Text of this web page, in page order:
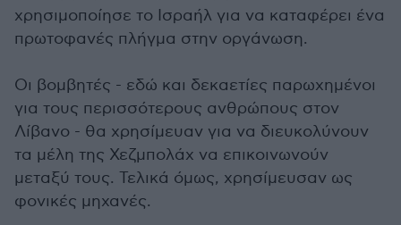
χρησιμοποίησε το Ισραήλ για να καταφέρει ένα
πρωτοφανές πλήγμα στην οργάνωση.
Οι βομβητές - εδώ και δεκαετίες παρωχημένοι
για τους περισσότερους ανθρώπους στον
Λίβανο - θα χρησίμευαν για να διευκολύνουν
τα μέλη της Χεζμπολάχ να επικοινωνούν
μεταξύ τους. Τελικά όμως, χρησίμευσαν ως
φονικές μηχανές.